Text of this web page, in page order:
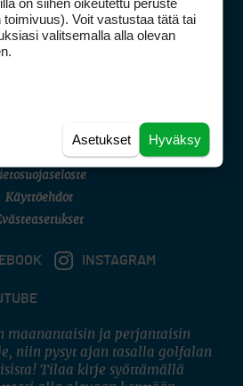
avoimuusraportti
digi@otavamedia.fi
Käyttöehdot
INSTAGRAM
maanantaisin ja perjantaisin
niin pysyt ajan tasalla golfalan
Tilaa kirje syöttämällä
Voit vastustaa tätä tai
valitsemalla alla olevan
Hyväksy
Asetukset